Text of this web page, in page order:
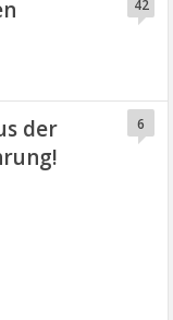
42
der
6